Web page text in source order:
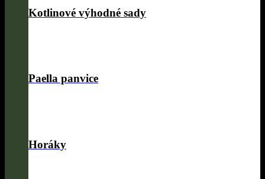
Kotlinové výhodné sady
Paella panvice
Horáky